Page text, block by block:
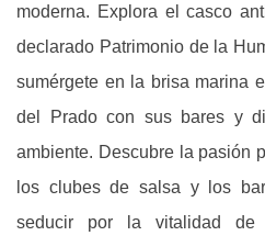
moderna. Explora el casco
declarado Patrimonio de la
sumérgete en la brisa marina
del Prado con sus bares y
ambiente. Descubre la pasión
los clubes de salsa y los
seducir por la vitalidad de